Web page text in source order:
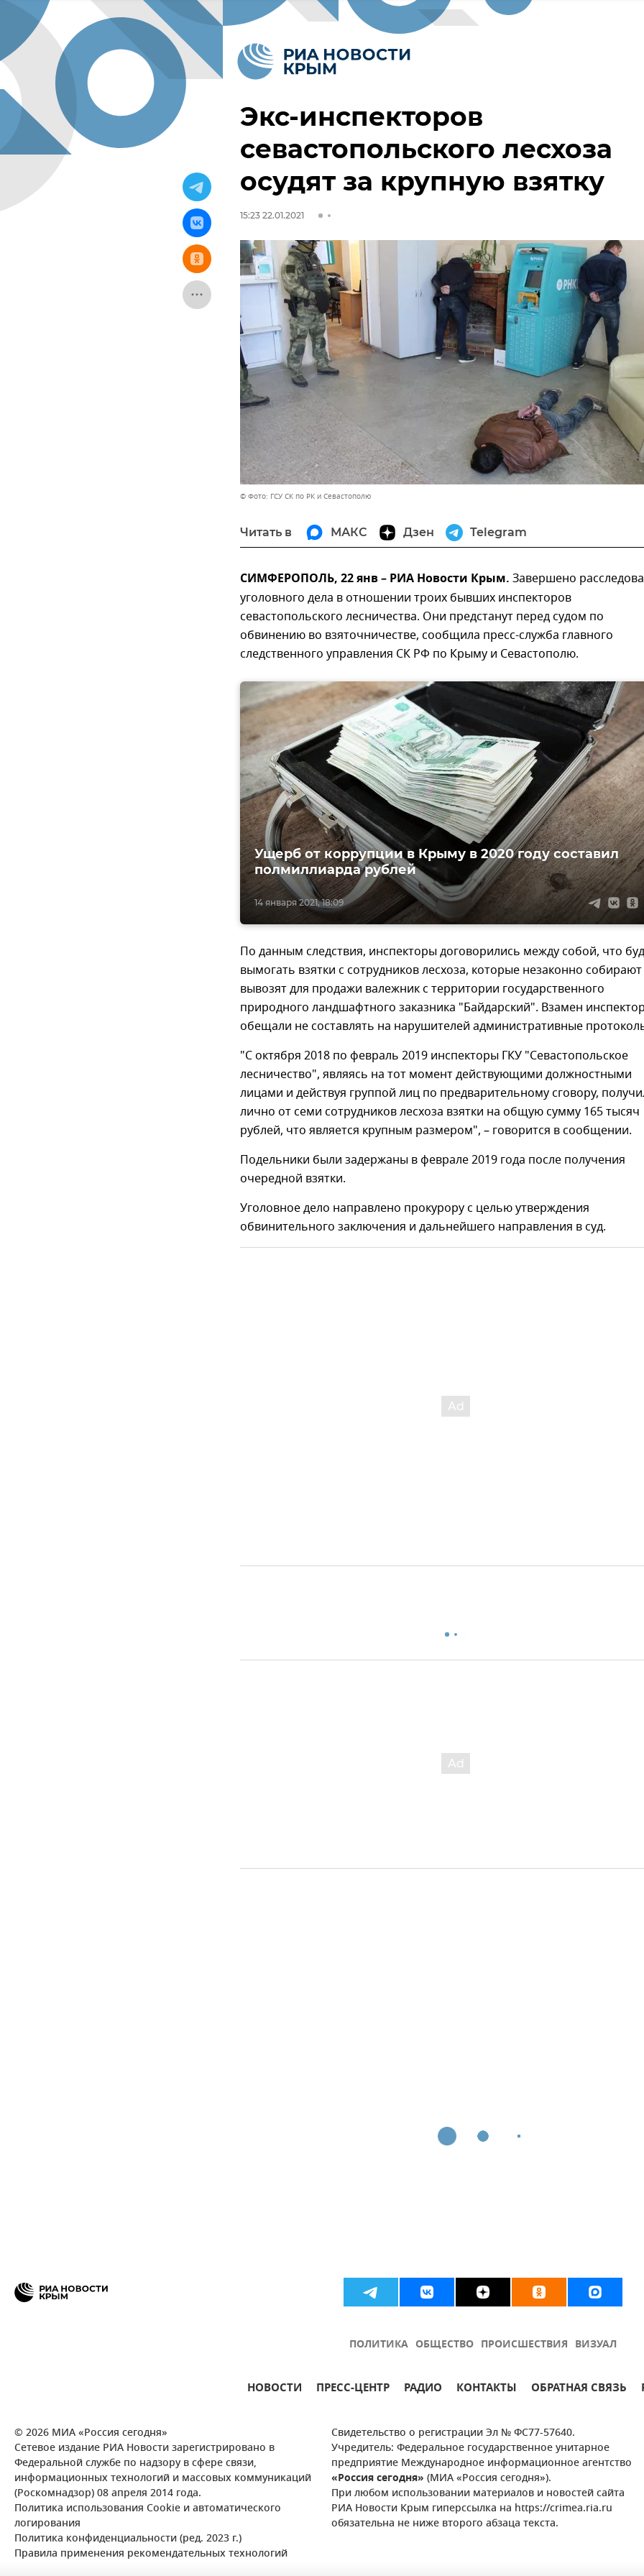
Экс-инспекторов
севастопольского лесхоза
осудят за крупную взятку
15:23 22.01.2021
© Фото: ГСУ СК по РК и Севастополю
Читать в МАКС Дзен Telegram
СИМФЕРОПОЛЬ, 22 янв – РИА Новости Крым. Завершено
уголовного дела в отношении троих бывших инспекторов
севастопольского лесничества. Они предстанут перед судом по
обвинению во взяточничестве, сообщила пресс-служба главного
следственного управления СК РФ по Крыму и Севастополю.
14 января 2021, 18:09
Ущерб от коррупции в Крыму в 2020 году составил
полмиллиарда рублей
По данным следствия, инспекторы договорились между собой, что
вымогать взятки с сотрудников лесхоза, которые незаконно
вывозят для продажи валежник с территории государственного
природного ландшафтного заказника "Байдарский". Взамен
обещали не составлять на нарушителей административные
"С октября 2018 по февраль 2019 инспекторы ГКУ "Севастопольское
лесничество", являясь на тот момент действующими должностными
лицами и действуя группой лиц по предварительному сговору,
лично от семи сотрудников лесхоза взятки на общую сумму 165 тысяч
рублей, что является крупным размером", – говорится в сообщении.
Подельники были задержаны в феврале 2019 года после получения
очередной взятки.
Уголовное дело направлено прокурору с целью утверждения
обвинительного заключения и дальнейшего направления в суд.
ПОЛИТИКА ОБЩЕСТВО ПРОИСШЕСТВИЯ ВИЗУАЛ
НОВОСТИ ПРЕСС-ЦЕНТР РАДИО КОНТАКТЫ ОБРАТНАЯ СВЯЗЬ
© 2026 МИА «Россия сегодня»
Сетевое издание РИА Новости зарегистрировано в
Федеральной службе по надзору в сфере связи,
информационных технологий и массовых коммуникаций
(Роскомнадзор) 08 апреля 2014 года.
Политика использования Cookie и автоматического
логирования
Политика конфиденциальности (ред. 2023 г.)
Правила применения рекомендательных технологий
Свидетельство о регистрации Эл № ФС77-57640.
Учредитель: Федеральное государственное унитарное
предприятие Международное информационное агентство
«Россия сегодня» (МИА «Россия сегодня»).
При любом использовании материалов и новостей сайта
РИА Новости Крым гиперссылка на https://crimea.ria.ru
обязательна не ниже второго абзаца текста.